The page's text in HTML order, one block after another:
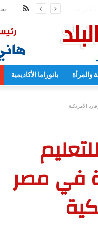
ملخص
الموقع
RSS
والمرأة بانوراما الأكاديمية
الأمريكية
في مصر